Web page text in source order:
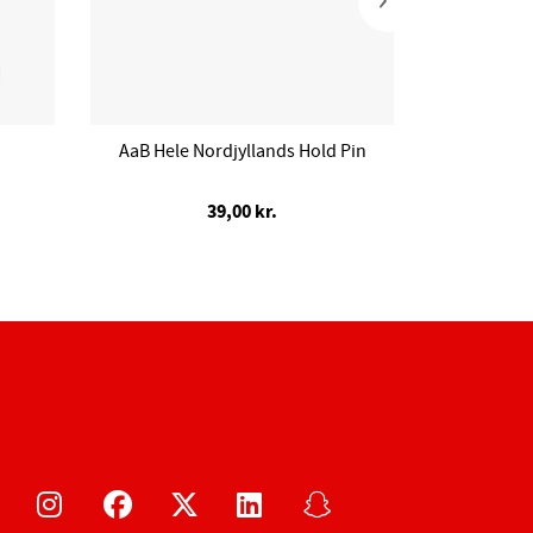
AaB Hele Nordjyllands Hold Pin
39,00 kr.